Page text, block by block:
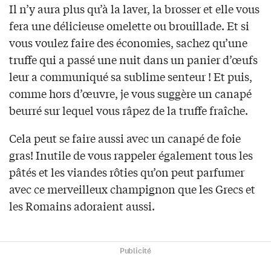
Il n’y aura plus qu’à la laver, la brosser et elle vous
fera une délicieuse omelette ou brouillade. Et si
vous voulez faire des économies, sachez qu’une
truffe qui a passé une nuit dans un panier d’œufs
leur a communiqué sa sublime senteur ! Et puis,
comme hors d’œuvre, je vous suggère un canapé
beurré sur lequel vous râpez de la truffe fraîche.
Cela peut se faire aussi avec un canapé de foie
gras! Inutile de vous rappeler également tous les
pâtés et les viandes rôties qu’on peut parfumer
avec ce merveilleux champignon que les Grecs et
les Romains adoraient aussi.
Publicité